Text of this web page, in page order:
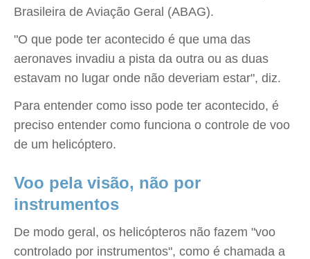
Brasileira de Aviação Geral (ABAG).
"O que pode ter acontecido é que uma das
aeronaves invadiu a pista da outra ou as duas
estavam no lugar onde não deveriam estar", diz.
Para entender como isso pode ter acontecido, é
preciso entender como funciona o controle de voo
de um helicóptero.
Voo pela visão, não por
instrumentos
De modo geral, os helicópteros não fazem "voo
controlado por instrumentos", como é chamada a